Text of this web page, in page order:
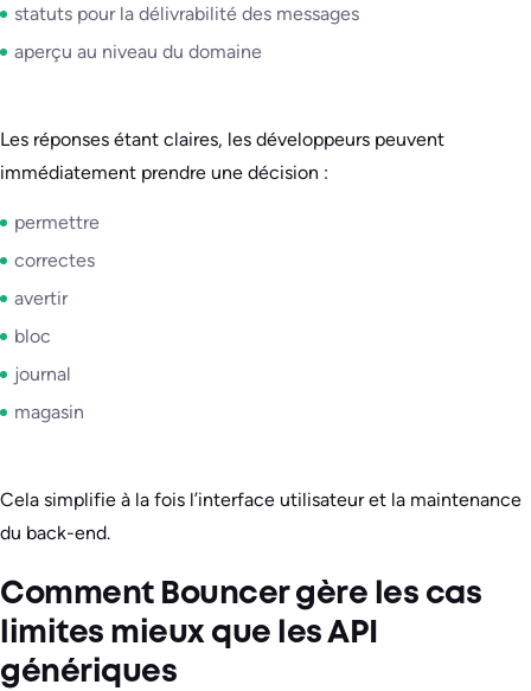
statuts pour la délivrabilité des messages
aperçu au niveau du domaine
Les réponses étant claires, les développeurs peuvent
immédiatement prendre une décision :
permettre
correctes
avertir
bloc
journal
magasin
Cela simplifie à la fois l’interface utilisateur et la maintenance
du back-end.
Comment Bouncer gère les cas
limites mieux que les API
génériques